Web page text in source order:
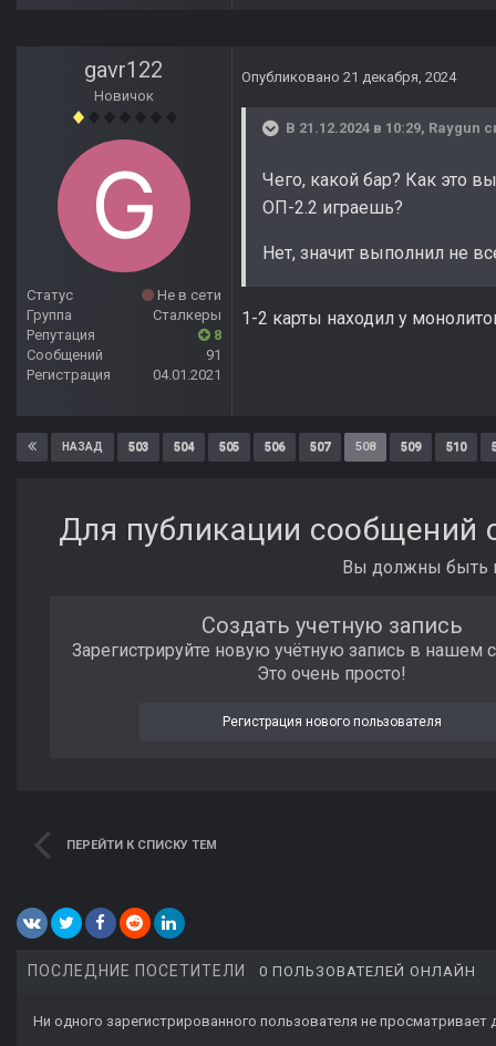
gavr122
Новичок
Статус
Не в сети
Группа
Сталкеры
Репутация
8
Сообщений
91
Регистрация
04.01.2021
Опубликовано 21 декабря, 2024
В 21.12.2024 в 10:29, Raygun
Чего, какой бар? Как это
ОП-2.2 играешь?
Нет, значит выполнил не
1-2 карты находил у
НАЗАД 503 504 505 506 507 508 509 510
Для публикации сообщений
Вы должны быть
Создать учетную запись
Зарегистрируйте новую учётную запись в нашем
Это очень просто!
Регистрация нового пользователя
ПЕРЕЙТИ К СПИСКУ ТЕМ
ПОСЛЕДНИЕ ПОСЕТИТЕЛИ 0 ПОЛЬЗОВАТЕЛЕЙ ОНЛАЙН
Ни одного зарегистрированного пользователя не просматривает